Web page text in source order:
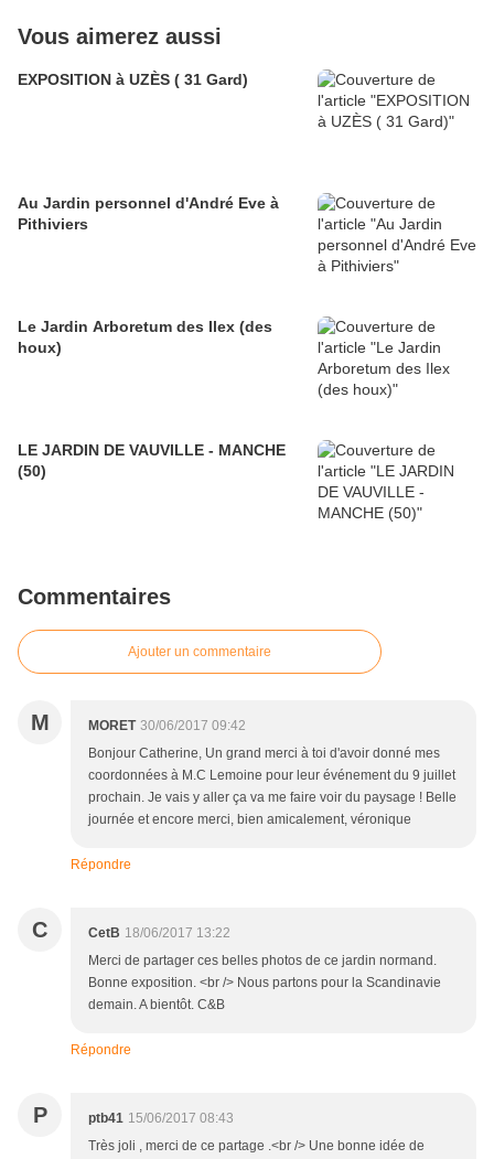
Vous aimerez aussi
EXPOSITION à UZÈS ( 31 Gard)
Au Jardin personnel d'André Eve à
Pithiviers
Le Jardin Arboretum des Ilex (des
houx)
LE JARDIN DE VAUVILLE - MANCHE
(50)
Commentaires
Ajouter un commentaire
M MORET 30/06/2017 09:42
Bonjour Catherine, Un grand merci à toi d'avoir donné mes
coordonnées à M.C Lemoine pour leur événement du 9 juillet
prochain. Je vais y aller ça va me faire voir du paysage ! Belle
journée et encore merci, bien amicalement, véronique
Répondre
C CetB 18/06/2017 13:22
Merci de partager ces belles photos de ce jardin normand.
Bonne exposition. <br /> Nous partons pour la Scandinavie
demain. A bientôt. C&B
Répondre
P ptb41 15/06/2017 08:43
Très joli , merci de ce partage .<br /> Une bonne idée de